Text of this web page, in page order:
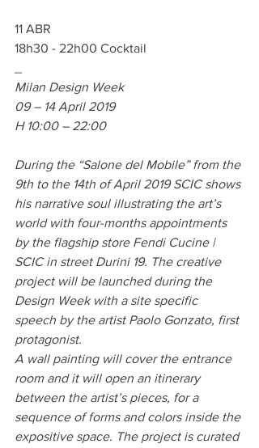
11 ABR
18h30 - 22h00 Cocktail
Milan Design Week
09 – 14 April 2019
H 10:00 – 22:00
During the “Salone del Mobile” from the
9th to the 14th of April 2019 SCIC shows
his narrative soul illustrating the art’s
world with four-months appointments
by the flagship store Fendi Cucine |
SCIC in street Durini 19. The creative
project will be launched during the
Design Week with a site specific
speech by the artist Paolo Gonzato, first
protagonist.
A wall painting will cover the entrance
room and it will open an itinerary
between the artist’s pieces, for a
sequence of forms and colors inside the
expositive space. The project is curated